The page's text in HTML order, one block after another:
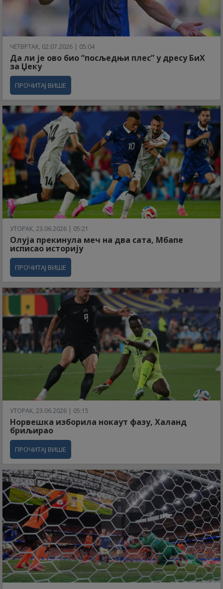
ЧЕТВРТАК, 02.07.2026 | 05:04
Да ли је ово био “посљедњи плес” у дресу БиХ
за Џеку
ПРОЧИТАЈ ВИШЕ
УТОРАК, 23.06.2026 | 05:21
Олуја прекинула меч на два сата, Мбапе
исписао историју
ПРОЧИТАЈ ВИШЕ
УТОРАК, 23.06.2026 | 05:15
Норвешка изборила нокаут фазу, Халанд
бриљирао
ПРОЧИТАЈ ВИШЕ